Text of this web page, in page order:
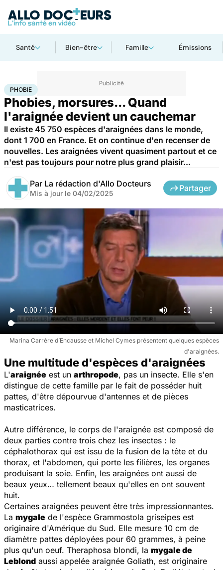
Santé Bien-être Famille Émissions
AccueilBien-être
PHOBIE
Phobies, morsures... Quand
l'araignée devient un cauchemar
Il existe 45 750 espèces d'araignées dans le monde,
dont 1 700 en France. Et on continue d'en recenser de
nouvelles. Les araignées vivent quasiment partout et ce
n'est pas toujours pour notre plus grand plaisir...
Par La rédaction d'Allo Docteurs
Mis à jour le 04/02/2025
Partager
Marina Carrère d’Encausse et Michel Cymes présentent quelques espèces
d'araignées.
Une multitude d'espèces d'araignées
L'araignée est un arthropode, pas un insecte. Elle s'en
distingue de cette famille par le fait de posséder huit
pattes, d'être dépourvue d'antennes et de pièces
masticatrices.
Autre différence, le corps de l'araignée est composé de
deux parties contre trois chez les insectes : le
céphalothorax qui est issu de la fusion de la tête et du
thorax, et l'abdomen, qui porte les filières, les organes
produisant la soie. Enfin, les araignées ont aussi de
beaux yeux… tellement beaux qu'elles en ont souvent
huit.
Certaines araignées peuvent être très impressionnantes.
La mygale de l'espèce Grammostola griseipes est
originaire d'Amérique du Sud. Elle mesure 10 cm de
diamètre pattes déployées pour 60 grammes, à peine
plus qu'un oeuf. Theraphosa blondi, la mygale de
Leblond aussi appelée araignée Goliath, est originaire